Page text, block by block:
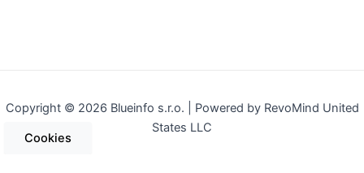
Copyright © 2026 Blueinfo s.r.o. | Powered by RevoMind United
States LLC
Cookies